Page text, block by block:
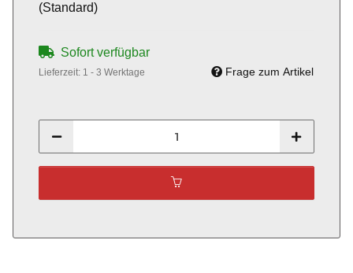
(Standard)
Sofort verfügbar
Lieferzeit: 1 - 3 Werktage Frage zum Artikel